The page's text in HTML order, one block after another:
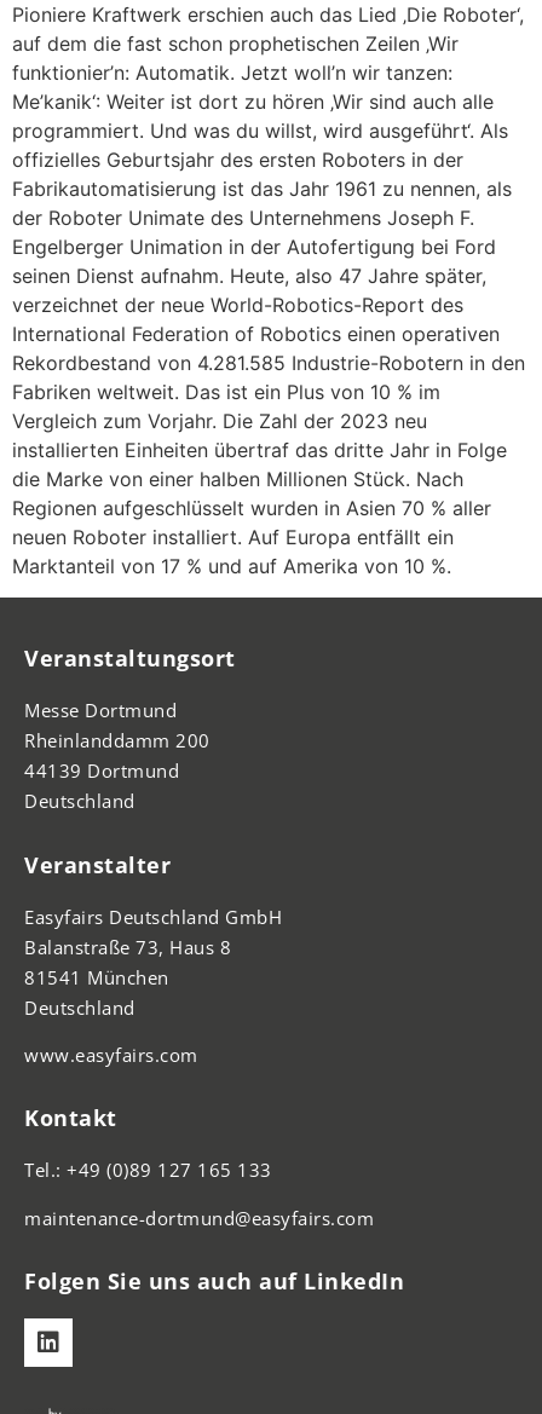
Pioniere Kraftwerk erschien auch das Lied ‚Die Roboter‘,
auf dem die fast schon prophetischen Zeilen ‚Wir
funktionier’n: Automatik. Jetzt woll’n wir tanzen:
Me’kanik‘: Weiter ist dort zu hören ‚Wir sind auch alle
programmiert. Und was du willst, wird ausgeführt‘. Als
offizielles Geburtsjahr des ersten Roboters in der
Fabrikautomatisierung ist das Jahr 1961 zu nennen, als
der Roboter Unimate des Unternehmens Joseph F.
Engelberger Unimation in der Autofertigung bei Ford
seinen Dienst aufnahm. Heute, also 47 Jahre später,
verzeichnet der neue World-Robotics-Report des
International Federation of Robotics einen operativen
Rekordbestand von 4.281.585 Industrie-Robotern in den
Fabriken weltweit. Das ist ein Plus von 10 % im
Vergleich zum Vorjahr. Die Zahl der 2023 neu
installierten Einheiten übertraf das dritte Jahr in Folge
die Marke von einer halben Millionen Stück. Nach
Regionen aufgeschlüsselt wurden in Asien 70 % aller
neuen Roboter installiert. Auf Europa entfällt ein
Marktanteil von 17 % und auf Amerika von 10 %.
Veranstaltungsort
Messe Dortmund
Rheinlanddamm 200
44139 Dortmund
Deutschland
Veranstalter
Easyfairs Deutschland GmbH
Balanstraße 73, Haus 8
81541 München
Deutschland
www.easyfairs.com
Kontakt
Tel.: +49 (0)89 127 165 133
maintenance-dortmund@easyfairs.com
Folgen Sie uns auch auf LinkedIn